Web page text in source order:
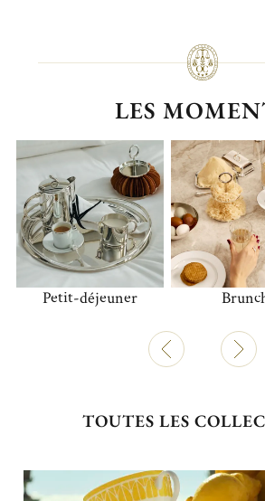
LES
Petit-déjeuner
TOUTES LES